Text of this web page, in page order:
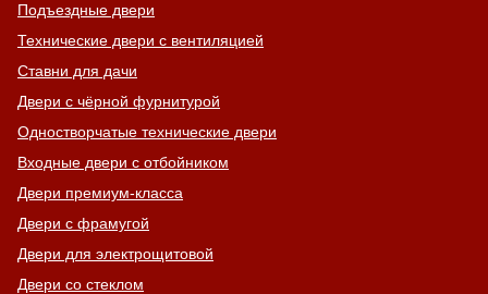
Подъездные двери
Технические двери с вентиляцией
Ставни для дачи
Двери с чёрной фурнитурой
Одностворчатые технические двери
Входные двери с отбойником
Двери премиум-класса
Двери с фрамугой
Двери для электрощитовой
Двери со стеклом